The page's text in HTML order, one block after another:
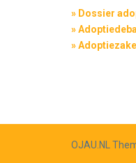
» Dossier
»
»
OJAU.NL